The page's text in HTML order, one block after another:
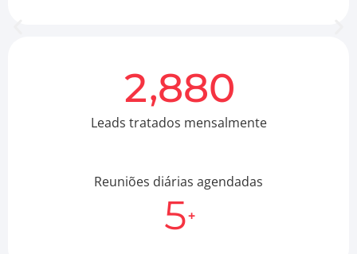
2,880
Leads tratados mensalmente
Reuniões diárias agendadas
5+